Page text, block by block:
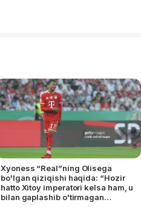
Xyoness “Real”ning Olisega
bo'lgan qiziqishi haqida: “Hozir
hatto Xitoy imperatori kelsa ham, u
bilan gaplashib o'tirmagan